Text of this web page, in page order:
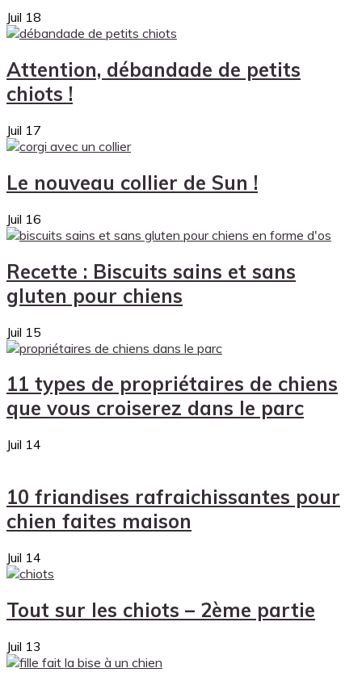
Juil 18
Attention, débandade de petits
chiots !
Juil 17
Le nouveau collier de Sun !
Juil 16
Recette : Biscuits sains et sans
gluten pour chiens
Juil 15
11 types de propriétaires de chiens
que vous croiserez dans le parc
Juil 14
10 friandises rafraichissantes pour
chien faites maison
Juil 14
Tout sur les chiots – 2ème partie
Juil 13